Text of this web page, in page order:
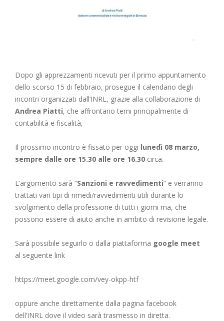
Dopo gli apprezzamenti ricevuti per il primo appuntamento
dello scorso 15 di febbraio, prosegue il calendario degli
incontri organizzati dall’INRL, grazie alla collaborazione di
Andrea Piatti, che affrontano temi principalmente di
contabilità e fiscalità,
Il prossimo incontro è fissato per oggi lunedì 08 marzo,
sempre dalle ore 15.30 alle ore 16.30 circa.
L’argomento sarà “Sanzioni e ravvedimenti” e verranno
trattati vari tipi di rimedi/ravvedimenti utili durante lo
svolgimento della professione di tutti i giorni ma, che
possono essere di aiuto anche in ambito di revisione legale.
Sarà possibile seguirlo o dalla piattaforma google meet
al seguente link
https://meet.google.com/vey-okpp-htf
oppure anche direttamente dalla pagina facebook
dell’INRL dove il video sarà trasmesso in diretta.